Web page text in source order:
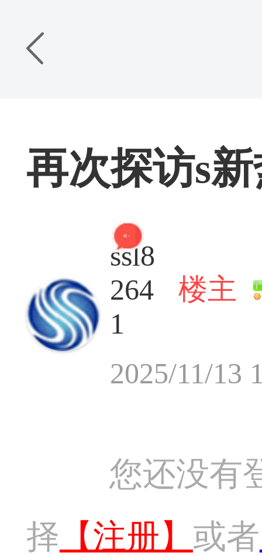
再次探访s
精 + 1
ssl8
264
1
楼主
2025/11/13
您还没有
择 【注册】 或者